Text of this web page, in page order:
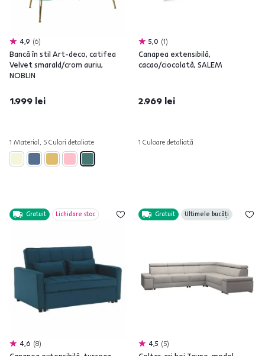
4,9 6
Bancă în stil Art-deco, catifea
Velvet smarald/crom auriu,
NOBLIN
1.999 lei
1 Material, 5 Culori detaliate
5,0 1
Canapea extensibilă,
cacao/ciocolată, SALEM
2.969 lei
1 Culoare detaliată
Gratuit Lichidare stoc
4,6 8
Gratuit Ultimele bucăți
4,5 5